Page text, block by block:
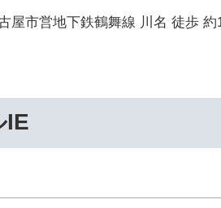
屋市営地下鉄鶴舞線 川名 徒歩 約
IE